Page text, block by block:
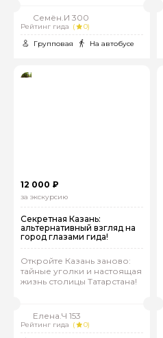
Семён.И 300
Рейтинг гида (
0)
Групповая
На автобусе
12 000 ₽
за экскурсию
Секретная Казань:
альтернативный взгляд на
город глазами гида!
Откройте Казань заново:
тайные уголки и настоящая
жизнь столицы Татарстана!
Елена.Ч 153
Рейтинг гида (
0)